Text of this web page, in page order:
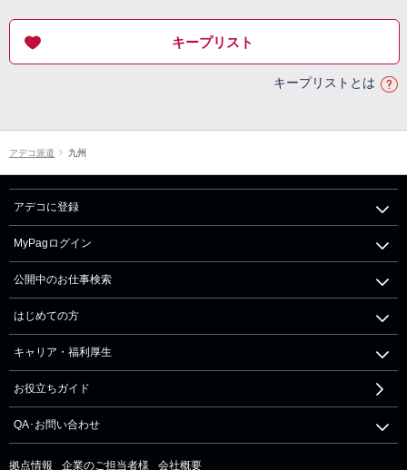
キープリスト
キープリストとは
アデコ派遣 九州
アデコに登録
MyPagログイン
公開中のお仕事検索
はじめての方
キャリア・福利厚生
お役立ちガイド
QA･お問い合わせ
拠点情報 企業のご担当者様 会社概要